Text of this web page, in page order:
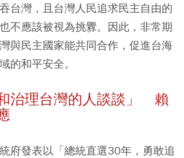
台灣，且台灣人民追求民主自由的
不應該被視為挑釁。因此，非常期
與民主國家能共同合作，促進台海
的和平安全。
治理台灣的人談談」 賴
府發表以「總統直選30年，勇敢追